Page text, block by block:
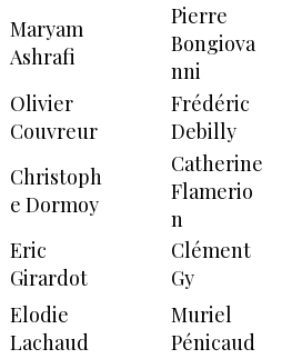
Maryam
Ashrafi
Pierre
Bongiova
nni
Olivier
Couvreur
Frédéric
Debilly
Christoph
e Dormoy
Catherine
Flamerio
n
Eric
Girardot
Clément
Gy
Elodie
Lachaud
Muriel
Pénicaud